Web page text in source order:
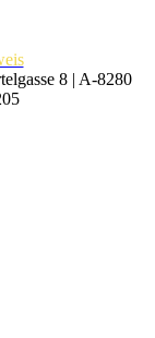
8 | A-8280